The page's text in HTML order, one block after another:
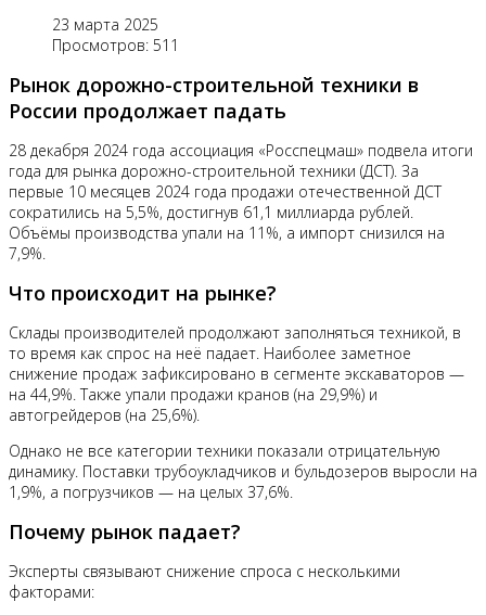
23 марта 2025
Просмотров: 511
Рынок дорожно-строительной техники в
России продолжает падать
28 декабря 2024 года ассоциация «Росспецмаш» подвела итоги
года для рынка дорожно-строительной техники (ДСТ). За
первые 10 месяцев 2024 года продажи отечественной ДСТ
сократились на 5,5%, достигнув 61,1 миллиарда рублей.
Объёмы производства упали на 11%, а импорт снизился на
7,9%.
Что происходит на рынке?
Склады производителей продолжают заполняться техникой, в
то время как спрос на неё падает. Наиболее заметное
снижение продаж зафиксировано в сегменте экскаваторов —
на 44,9%. Также упали продажи кранов (на 29,9%) и
автогрейдеров (на 25,6%).
Однако не все категории техники показали отрицательную
динамику. Поставки трубоукладчиков и бульдозеров выросли на
1,9%, а погрузчиков — на целых 37,6%.
Почему рынок падает?
Эксперты связывают снижение спроса с несколькими
факторами: